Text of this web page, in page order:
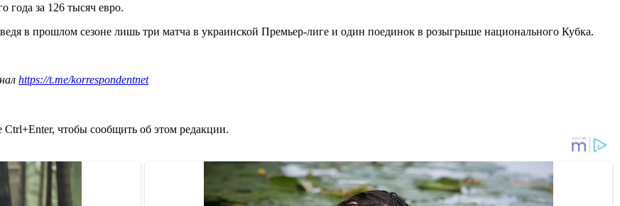
за 126 тысяч евро.
в прошлом сезоне лишь три матча в украинской Премьер-лиге и один поединок в розыгрыше национального Кубка.
https://t.me/korrespondentnet
чтобы сообщить об этом редакции.